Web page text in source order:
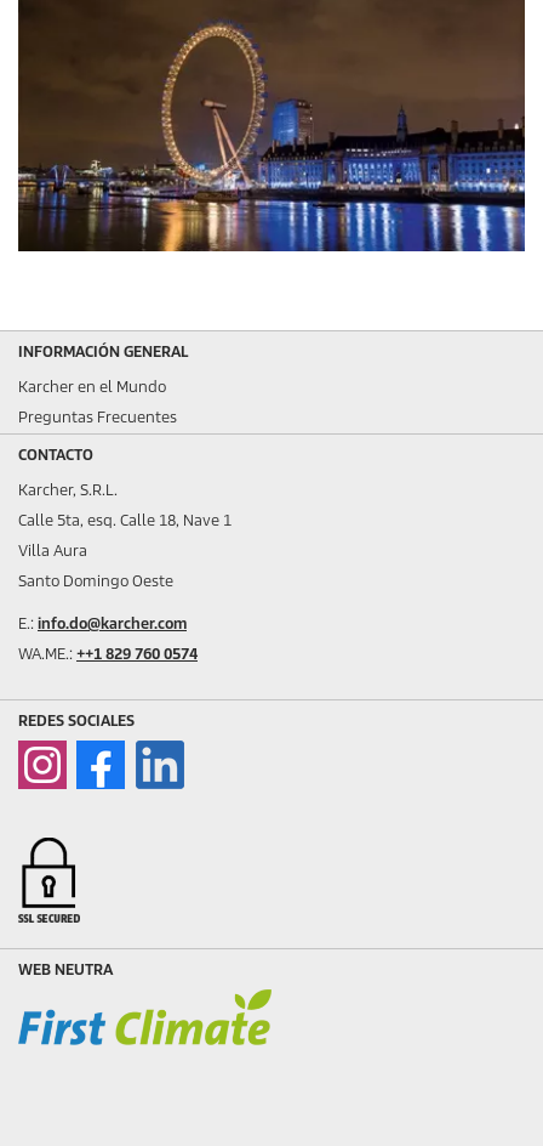
INFORMACIÓN GENERAL
Karcher en el Mundo
Preguntas Frecuentes
CONTACTO
Karcher, S.R.L.
Calle 5ta, esq. Calle 18, Nave 1
Villa Aura
Santo Domingo Oeste
E.: info.do@karcher.com
WA.ME.: ++1 829 760 0574
REDES SOCIALES
WEB NEUTRA